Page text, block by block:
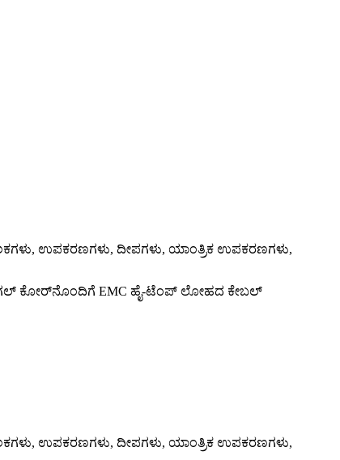
ಉಪಕರಣಗಳು, ದೀಪಗಳು, ಯಾಂತ್ರಿಕ ಉಪಕರಣಗಳು,
ಸಿಂಗಲ್ ಕೋರ್‌ನೊಂದಿಗೆ EMC ಹೈ-ಟೆಂಪ್ ಲೋಹದ ಕೇಬಲ್
ಉಪಕರಣಗಳು, ದೀಪಗಳು, ಯಾಂತ್ರಿಕ ಉಪಕರಣಗಳು,